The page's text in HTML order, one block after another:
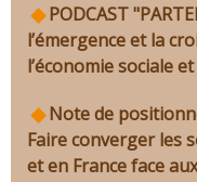
PODCAST
l’émergence et la
l’économie sociale
Note de
Faire converger les
et en France face